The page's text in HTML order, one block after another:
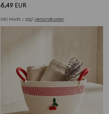
6,49 EUR
inkl. MwSt. / zzgl.Versandkosten